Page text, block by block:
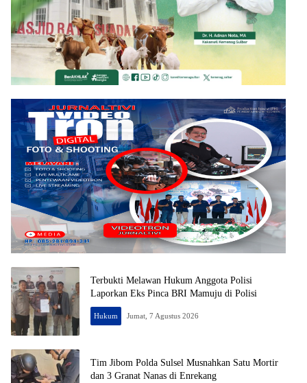
Terbukti Melawan Hukum Anggota Polisi
Laporkan Eks Pinca BRI Mamuju di Polisi
Hukum Jumat, 7 Agustus 2026
Tim Jibom Polda Sulsel Musnahkan Satu Mortir
dan 3 Granat Nanas di Enrekang